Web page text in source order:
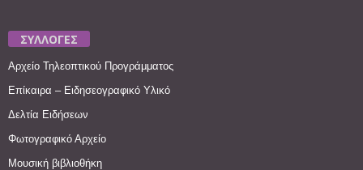
ΣΥΛΛΟΓΕΣ
Αρχείο Τηλεοπτικού Προγράμματος
Επίκαιρα – Ειδησεογραφικό Υλικό
Δελτία Ειδήσεων
Φωτογραφικό Αρχείο
Μουσική βιβλιοθήκη